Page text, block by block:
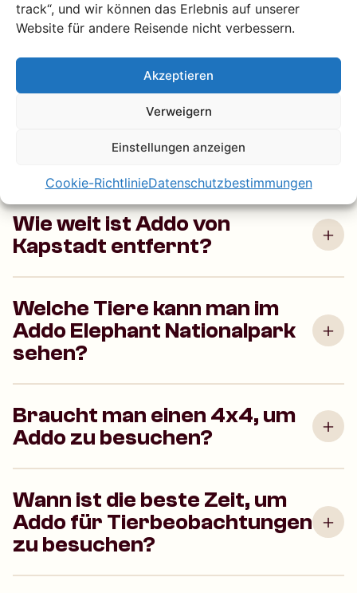
track“, und wir können das Erlebnis auf unserer
Website für andere Reisende nicht verbessern.
Akzeptieren
Verweigern
Einstellungen anzeigen
Cookie-RichtlinieDatenschutzbestimmungen
Wo liegt der Addo Elephant
Nationalpark?
Der Addo Elephant Nationalpark liegt in der
südafrikanischen Provinz Ostkap, etwa 70 Kilometer von
Gqeberha (Port Elizabeth) entfernt. Der Park ist gut
über Straßen erreichbar und Teil eines größeren
Wie weit ist Addo von
Kapstadt entfernt?
Welche Tiere kann man im
Addo Elephant Nationalpark
sehen?
Braucht man einen 4x4, um
Addo zu besuchen?
Wann ist die beste Zeit, um
Addo für Tierbeobachtungen
zu besuchen?